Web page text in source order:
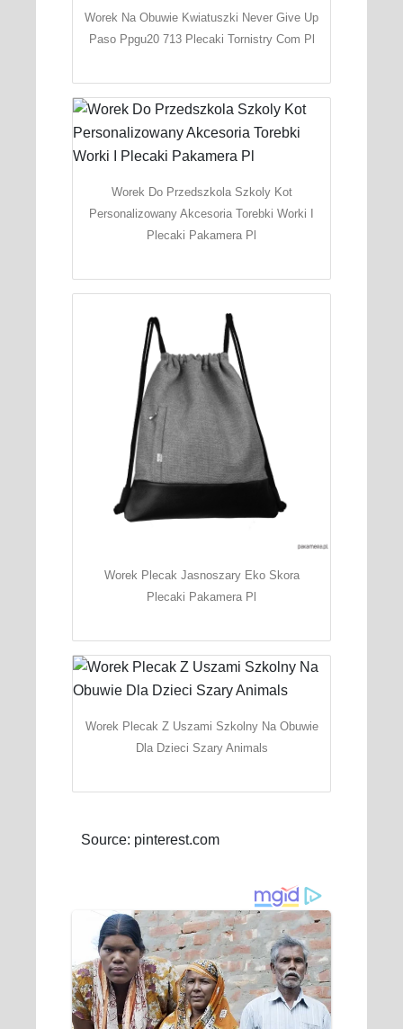
Worek Na Obuwie Kwiatuszki Never Give Up
Paso Ppgu20 713 Plecaki Tornistry Com Pl
Worek Do Przedszkola Szkoly Kot
Personalizowany Akcesoria Torebki Worki I
Plecaki Pakamera Pl
Worek Plecak Jasnoszary Eko Skora
Plecaki Pakamera Pl
Worek Plecak Z Uszami Szkolny Na Obuwie
Dla Dzieci Szary Animals
Source: pinterest.com